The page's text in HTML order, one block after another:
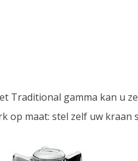
Traditional gamma kan u
op maat: stel zelf uw kraan